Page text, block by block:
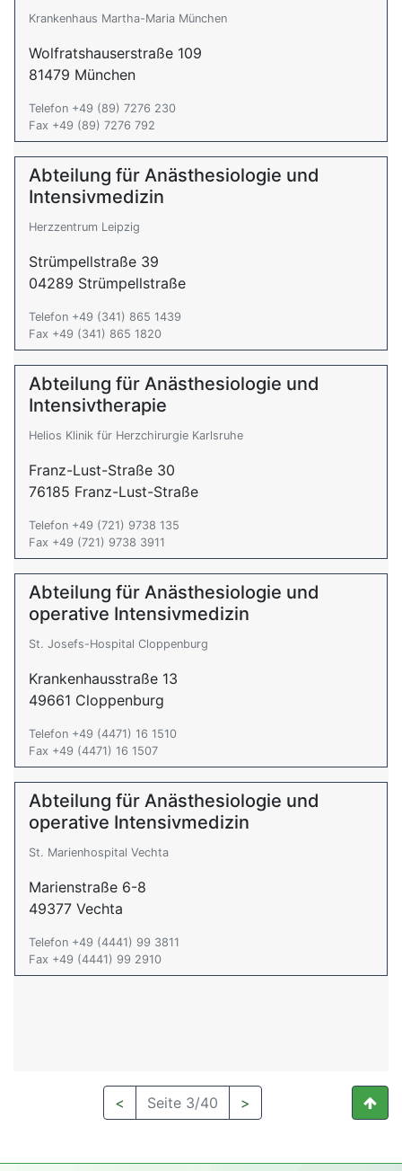
Krankenhaus Martha-Maria München
Wolfratshauserstraße 109
81479 München
Telefon +49 (89) 7276 230
Fax +49 (89) 7276 792
Abteilung für Anästhesiologie und
Intensivmedizin
Herzzentrum Leipzig
Strümpellstraße 39
04289 Strümpellstraße
Telefon +49 (341) 865 1439
Fax +49 (341) 865 1820
Abteilung für Anästhesiologie und
Intensivtherapie
Helios Klinik für Herzchirurgie Karlsruhe
Franz-Lust-Straße 30
76185 Franz-Lust-Straße
Telefon +49 (721) 9738 135
Fax +49 (721) 9738 3911
Abteilung für Anästhesiologie und
operative Intensivmedizin
St. Josefs-Hospital Cloppenburg
Krankenhausstraße 13
49661 Cloppenburg
Telefon +49 (4471) 16 1510
Fax +49 (4471) 16 1507
Abteilung für Anästhesiologie und
operative Intensivmedizin
St. Marienhospital Vechta
Marienstraße 6-8
49377 Vechta
Telefon +49 (4441) 99 3811
Fax +49 (4441) 99 2910
< Seite 3/40 >